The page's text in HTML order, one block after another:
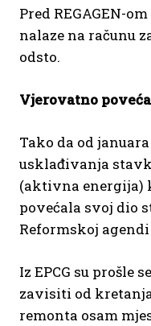
Pred REGAGEN-
nalaze na računu
odsto.
Vjerovatno
Tako da od
usklađivanja stavki
(aktivna energija)
povećala svoj dio
Reformskoj
Iz EPCG su prošle
zavisiti od
remonta osam